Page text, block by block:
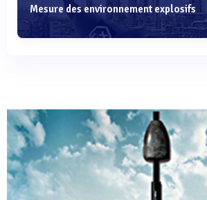
Mesure des environnement explosifs